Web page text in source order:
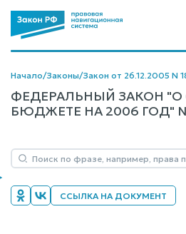
Начало/Законы/Закон от 26.12.2005 N
ФЕДЕРАЛЬНЫЙ ЗАКОН
БЮДЖЕТЕ НА 2006 ГОД" N
ССЫЛКА НА ДОКУМЕНТ